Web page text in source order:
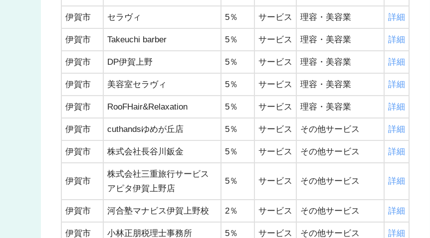
伊賀市 セラヴィ 5％ サービス 理容・美容業 詳細
伊賀市 Takeuchi barber 5％ サービス 理容・美容業 詳細
伊賀市 DP伊賀上野 5％ サービス 理容・美容業 詳細
伊賀市 美容室セラヴィ 5％ サービス 理容・美容業 詳細
伊賀市 RooFHair&Relaxation 5％ サービス 理容・美容業 詳細
伊賀市 cuthandsゆめが丘店 5％ サービス その他サービス 詳細
伊賀市 株式会社長谷川鈑金 5％ サービス その他サービス 詳細
伊賀市
株式会社三重旅行サービス
アピタ伊賀上野店
5％ サービス その他サービス 詳細
伊賀市 河合塾マナビス伊賀上野校 2％ サービス その他サービス 詳細
伊賀市 小林正朋税理士事務所 5％ サービス その他サービス 詳細